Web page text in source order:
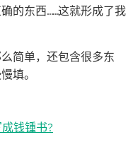
的东西……这就形成了我
简单，还包含很多东
填。
钱锺书?